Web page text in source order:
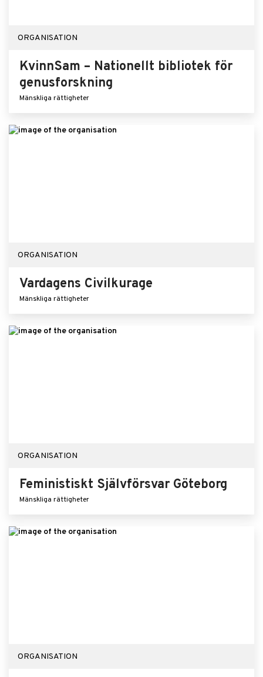
ORGANISATION
KvinnSam – Nationellt bibliotek för
genusforskning
Mänskliga rättigheter
ORGANISATION
Vardagens Civilkurage
Mänskliga rättigheter
ORGANISATION
Feministiskt Självförsvar Göteborg
Mänskliga rättigheter
ORGANISATION